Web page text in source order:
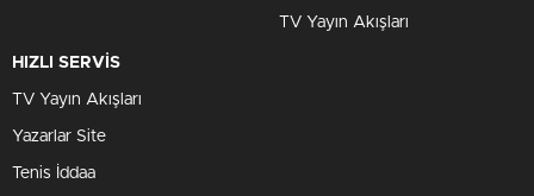
TV Yayın Akışları
HIZLI SERVİS
TV Yayın Akışları
Yazarlar Site
Tenis İddaa